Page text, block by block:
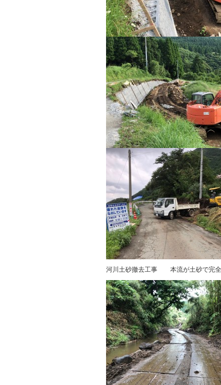
河川土砂撤去工事 本流が土砂で完